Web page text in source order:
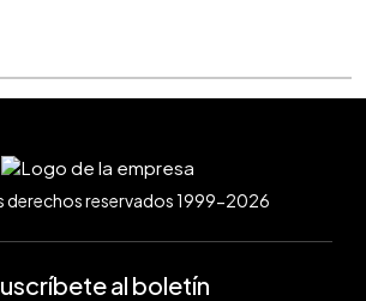
derechos reservados 1999-2026
al boletín